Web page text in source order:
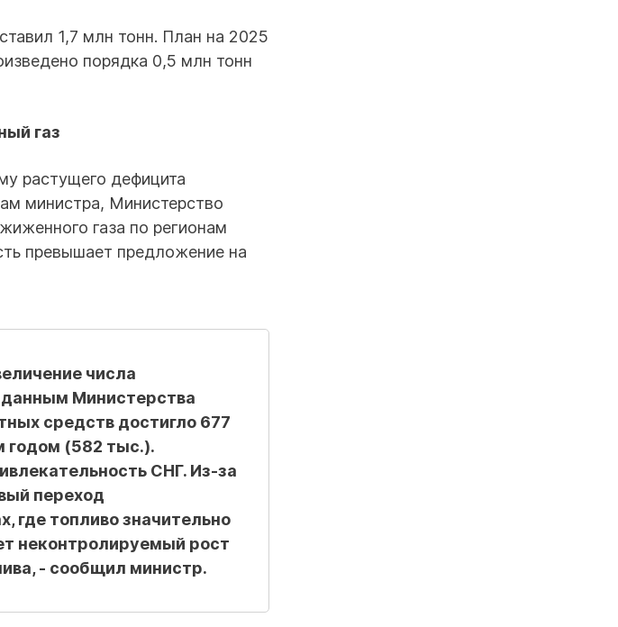
1,7 млн тонн. План на 2025
порядка 0,5 млн тонн
газ
растущего дефицита
министра, Министерство
газа по регионам
превышает предложение на
числа
Министерства
средств достигло 677
годом (582 тыс.).
СНГ. Из-за
переход
где топливо значительно
неконтролируемый рост
- сообщил министр.